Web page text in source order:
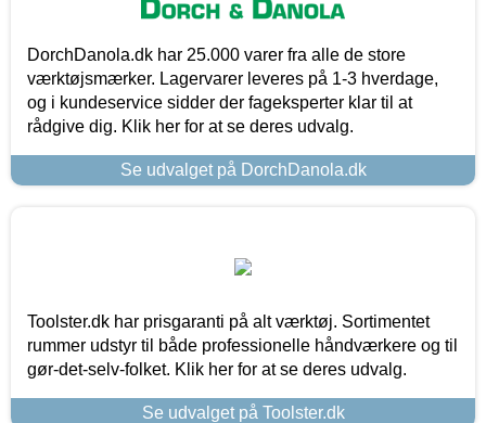
DorchDanola.dk har 25.000 varer fra alle de store
værktøjsmærker. Lagervarer leveres på 1-3 hverdage,
og i kundeservice sidder der fageksperter klar til at
rådgive dig. Klik her for at se deres udvalg.
Se udvalget på DorchDanola.dk
Toolster.dk har prisgaranti på alt værktøj. Sortimentet
rummer udstyr til både professionelle håndværkere og til
gør-det-selv-folket. Klik her for at se deres udvalg.
Se udvalget på Toolster.dk